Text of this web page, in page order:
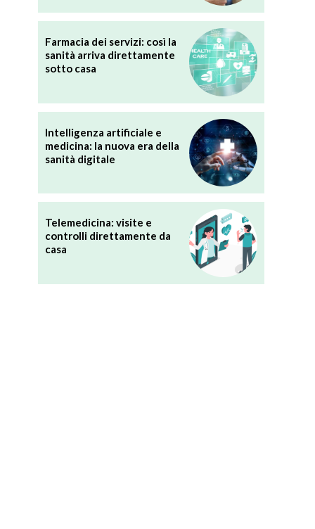
Farmacia dei servizi: così la
sanità arriva direttamente
sotto casa
Intelligenza artificiale e
medicina: la nuova era della
sanità digitale
Telemedicina: visite e
controlli direttamente da
casa